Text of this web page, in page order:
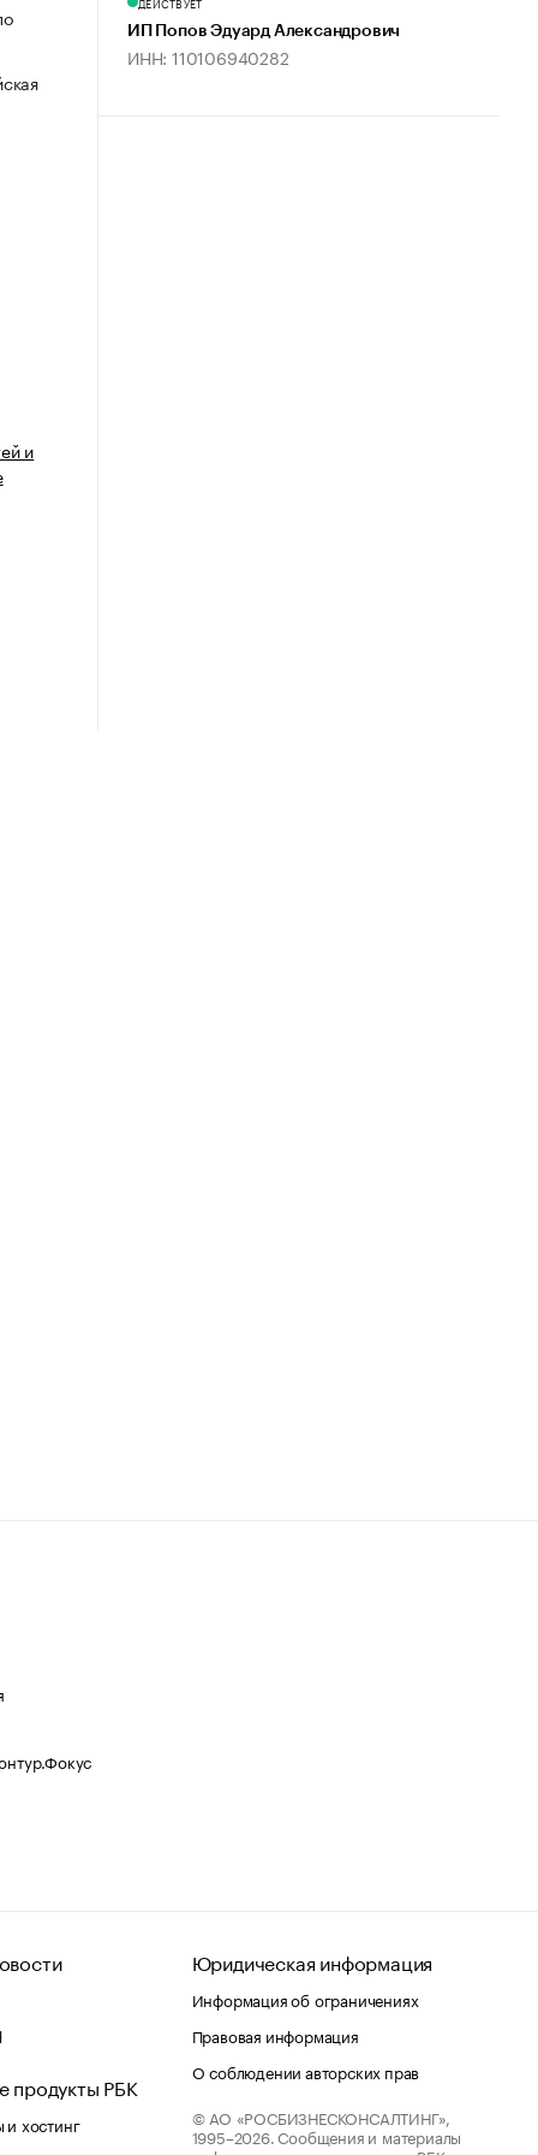
и
ИП Попов Эдуард Александрович
ИНН: 110106940282
продукты РБК
хостинг
Юридическая информация
Информация об ограничениях
Правовая информация
О соблюдении авторских прав
© АО «РОСБИЗНЕСКОНСАЛТИНГ»,
1995–2026. Сообщения и материалы